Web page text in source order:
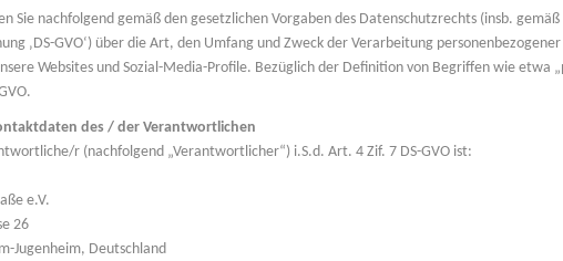
Sie nachfolgend gemäß den gesetzlichen Vorgaben des Datenschutzrechts (insb.
‚DS-GVO‘) über die Art, den Umfang und Zweck der Verarbeitung
Websites und Sozial-Media-Profile. Bezüglich der Definition von Begriffen wie etwa
des / der Verantwortlichen
r (nachfolgend „Verantwortlicher“) i.S.d. Art. 4 Zif. 7 DS-GVO ist:
e.V.
26
Jugenheim, Deutschland